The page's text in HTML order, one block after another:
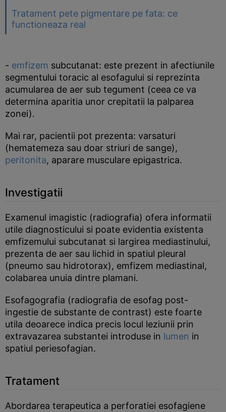
Tratament pete pigmentare pe fata: ce
functioneaza real
- emfizem subcutanat: este prezent in afectiunile
segmentului toracic al esofagului si reprezinta
acumularea de aer sub tegument (ceea ce va
determina aparitia unor crepitatii la palparea
zonei).
Mai rar, pacientii pot prezenta: varsaturi
(hematemeza sau doar striuri de sange),
peritonita, aparare musculare epigastrica.
Investigatii
Examenul imagistic (radiografia) ofera informatii
utile diagnosticului si poate evidentia existenta
emfizemului subcutanat si largirea mediastinului,
prezenta de aer sau lichid in spatiul pleural
(pneumo sau hidrotorax), emfizem mediastinal,
colabarea unuia dintre plamani.
Esofagografia (radiografia de esofag post-
ingestie de substante de contrast) este foarte
utila deoarece indica precis locul leziunii prin
extravazarea substantei introduse in lumen in
spatiul periesofagian.
Tratament
Abordarea terapeutica a perforatiei esofagiene